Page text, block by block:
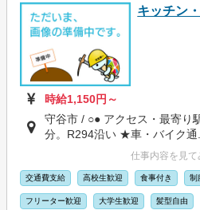
キッチン
時給1,150円～
守谷市 / ○● アクセス・最寄り
分。R294沿い ★車・バイク通...
仕事内容を見
交通費支給 高校生歓迎 食事付き 制
フリーター歓迎 大学生歓迎 髪型自由